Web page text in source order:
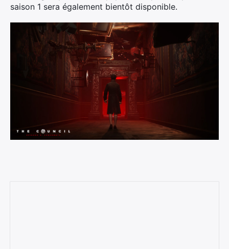
saison 1 sera également bientôt disponible.
Rechercher